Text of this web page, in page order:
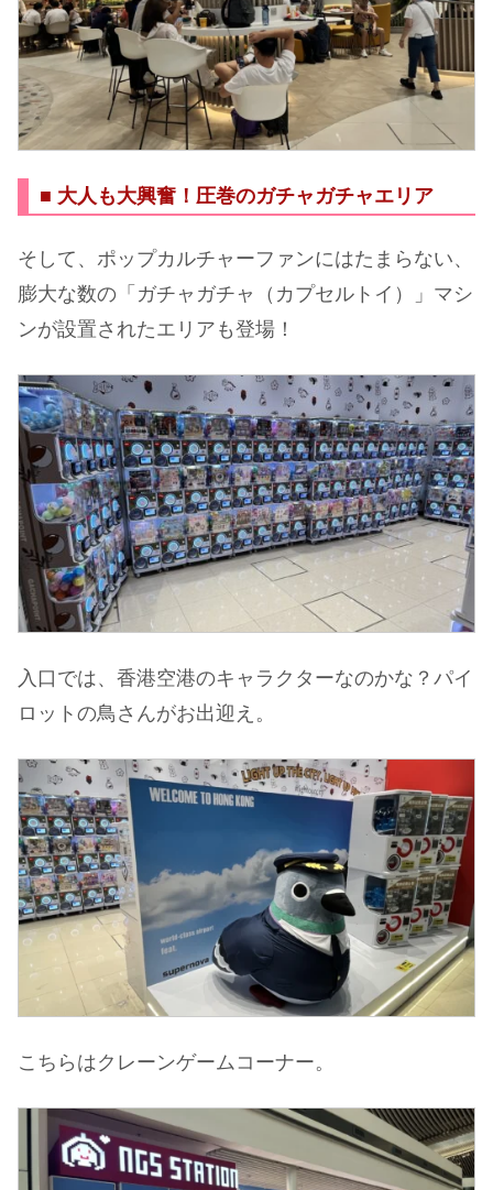
■ 大人も大興奮！圧巻のガチャガチャエリア
そして、ポップカルチャーファンにはたまらない、
膨大な数の「ガチャガチャ（カプセルトイ）」マシ
ンが設置されたエリアも登場！
入口では、香港空港のキャラクターなのかな？パイ
ロットの鳥さんがお出迎え。
こちらはクレーンゲームコーナー。